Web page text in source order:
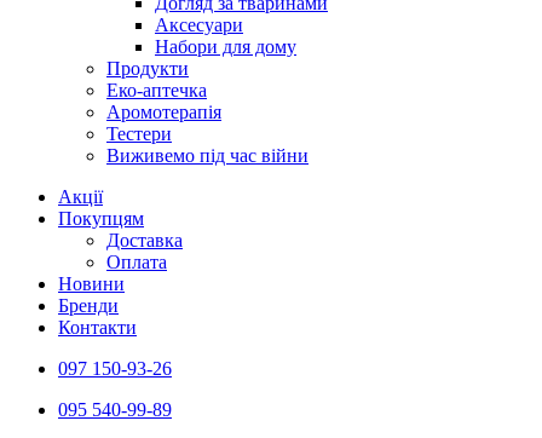
Аксесуари
Набори для дому
Продукти
Еко-аптечка
Аромотерапія
Тестери
Виживемо під час війни
Акції
Покупцям
Доставка
Оплата
Новини
Бренди
Контакти
097 150-93-26
095 540-99-89